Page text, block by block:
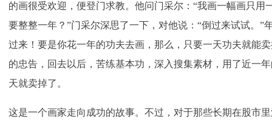
的画很受欢迎，便登门求教。他问门采尔：“我画一幅画只用
要整整一年？”门采尔深思了一下，对他说：“倒过来试试。”
过来！要是你花一年的功夫去画，那么，只要一天功夫就能
的忠告，回去以后，苦练基本功，深入搜集素材，用了近一
天就卖掉了。
这是一个画家走向成功的故事。不过，对于那些长期在股市